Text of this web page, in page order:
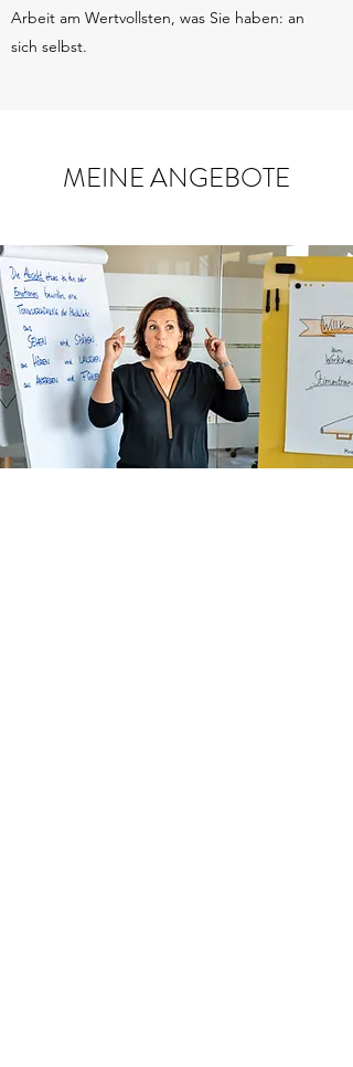
Arbeit am Wertvollsten, was Sie haben: an
sich selbst.
MEINE ANGEBOTE